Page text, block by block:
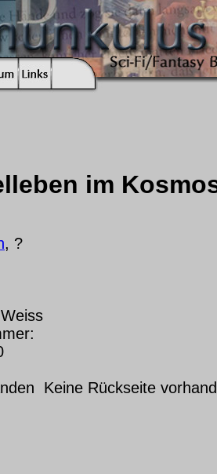
im
, ?
Keine Rückseite